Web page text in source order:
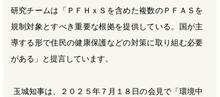
研究チームは「ＰＦＨｘＳを含めた複数のＰＦＡＳを
規制対象とすべき重要な根拠を提供している。国が主
導する形で住民の健康保護などの対策に取り組む必要
がある」と提言しています。
玉城知事は、２０２５年７月１８日の会見で「環境中